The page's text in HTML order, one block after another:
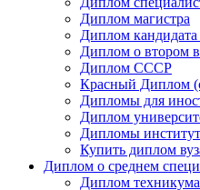
Диплом магистра
Диплом
Диплом о втором
Диплом СССР
Красный Диплом
Дипломы для
Диплом
Дипломы
Купить диплом
Диплом о среднем
Диплом техникума